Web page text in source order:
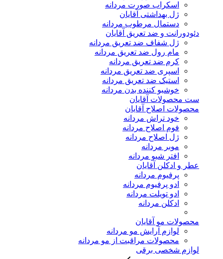
اسکراب صورت مردانه
ژل بهداشتی آقایان
دستمال مرطوب مردانه
دئودورانت و ضد تعریق آقایان
ژل شفاف ضد تعریق مردانه
مام رول ضد تعریق مردانه
کرم ضد تعریق مردانه
اسپری ضد تعریق مردانه
استیک ضد تعریق مردانه
خوشبو کننده بدن مردانه
ست محصولات آقایان
محصولات اصلاح آقایان
خود تراش مردانه
فوم اصلاح مردانه
ژل اصلاح مردانه
موبر مردانه
افتر شیو مردانه
عطر و ادکلن آقایان
پرفیوم مردانه
ادو پرفیوم مردانه
ادو تویلت مردانه
ادکلن مردانه
محصولات مو آقایان
لوازم آرایش مو مردانه
محصولات مراقبت از مو مردانه
لوازم شخصی برقی